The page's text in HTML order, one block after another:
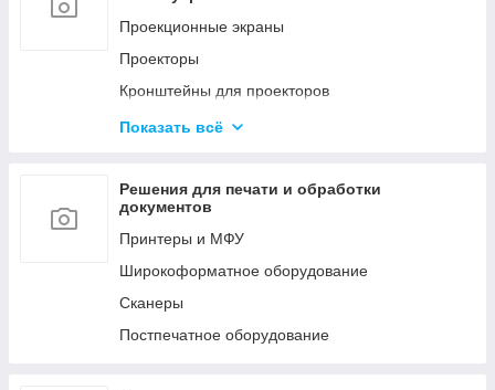
Мобильные стойки
Кронштейны для видео стен и
Конференц-системы
Проекционные экраны
Проекторы
Кронштейны для проекторов
Офисные доски
Показать всё
Решения для печати и обработки
документов
Принтеры и МФУ
Широкоформатное оборудование
Сканеры
Постпечатное оборудование